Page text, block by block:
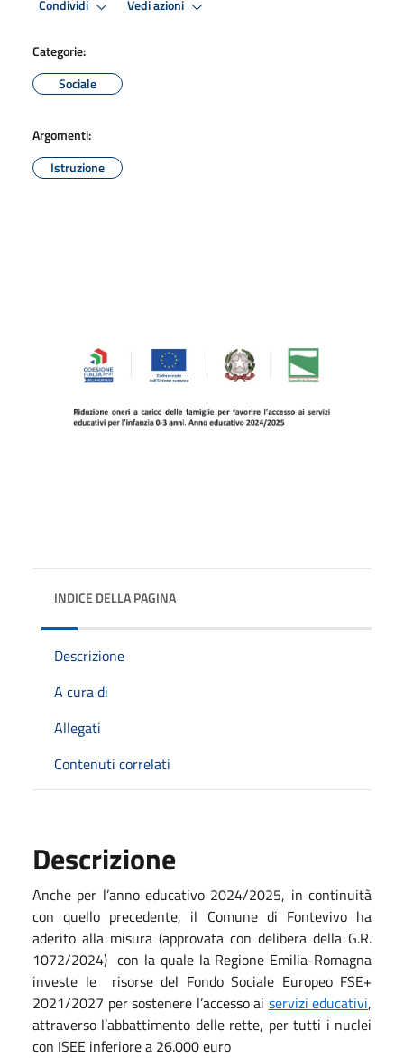
Condividi Vedi azioni
Categorie:
Sociale
Argomenti:
Istruzione
INDICE DELLA PAGINA
Descrizione
A cura di
Allegati
Contenuti correlati
Descrizione
Anche per l’anno educativo 2024/2025, in continuità
con quello precedente, il Comune di Fontevivo ha
aderito alla misura (approvata con delibera della G.R.
1072/2024) con la quale la Regione Emilia-Romagna
investe le risorse del Fondo Sociale Europeo FSE+
2021/2027 per sostenere l’accesso ai servizi educativi,
attraverso l’abbattimento delle rette, per tutti i nuclei
con ISEE inferiore a 26.000 euro